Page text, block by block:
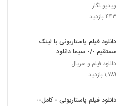
ویدیو نگار
۴۴۳ بازدید
دانلود فیلم پاستاریونی با لینک
مستقیم -/- سیما دانلود
دانلود فیلم و سریال
۱,۷۸۹ بازدید
دانلود فیلم پاستاریونی - کامل--